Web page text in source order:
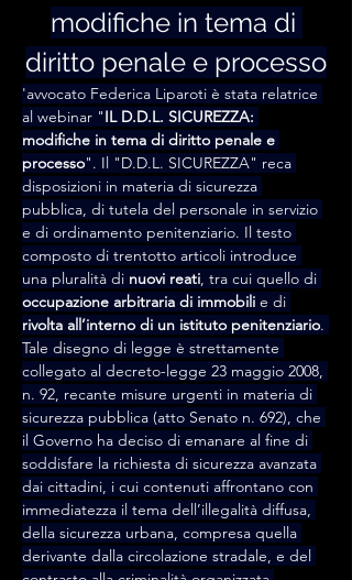
modifiche in tema di
diritto penale e processo
'avvocato Federica Liparoti è stata relatrice
al webinar "IL D.D.L. SICUREZZA:
modifiche in tema di diritto penale e
processo". Il "D.D.L. SICUREZZA" reca
disposizioni in materia di sicurezza
pubblica, di tutela del personale in servizio
e di ordinamento penitenziario. Il testo
composto di trentotto articoli introduce
una pluralità di nuovi reati, tra cui quello di
occupazione arbitraria di immobili e di
rivolta all’interno di un istituto penitenziario.
Tale disegno di legge è strettamente
collegato al decreto-legge 23 maggio 2008,
n. 92, recante misure urgenti in materia di
sicurezza pubblica (atto Senato n. 692), che
il Governo ha deciso di emanare al fine di
soddisfare la richiesta di sicurezza avanzata
dai cittadini, i cui contenuti affrontano con
immediatezza il tema dell’illegalità diffusa,
della sicurezza urbana, compresa quella
derivante dalla circolazione stradale, e del